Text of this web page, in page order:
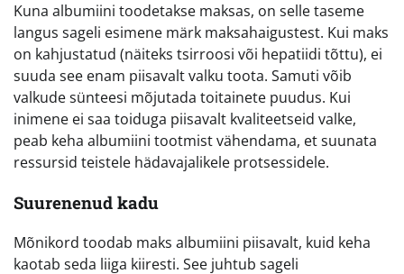
Kuna albumiini toodetakse maksas, on selle taseme
langus sageli esimene märk maksahaigustest. Kui maks
on kahjustatud (näiteks tsirroosi või hepatiidi tõttu), ei
suuda see enam piisavalt valku toota. Samuti võib
valkude sünteesi mõjutada toitainete puudus. Kui
inimene ei saa toiduga piisavalt kvaliteetseid valke,
peab keha albumiini tootmist vähendama, et suunata
ressursid teistele hädavajalikele protsessidele.
Suurenenud kadu
Mõnikord toodab maks albumiini piisavalt, kuid keha
kaotab seda liiga kiiresti. See juhtub sageli